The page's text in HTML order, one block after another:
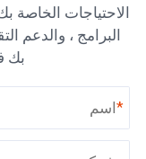
الاحتياجات الخاصة
البرامج ، والدعم
بك
*